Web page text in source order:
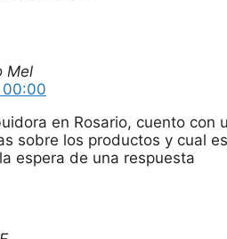
Mel
00:00
en Rosario, cuento con
sobre los productos y cual
espera de una respuesta